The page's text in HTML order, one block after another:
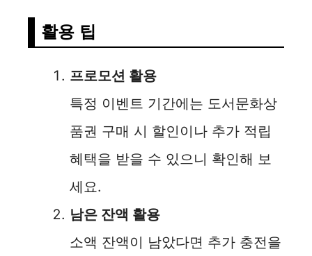
활용 팁
프로모션 활용
특정 이벤트 기간에는 도서문화상
품권 구매 시 할인이나 추가 적립
혜택을 받을 수 있으니 확인해 보
세요.
남은 잔액 활용
소액 잔액이 남았다면 추가 충전을